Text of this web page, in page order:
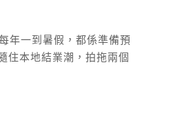
年一到暑假，都係準備預
住本地結業潮，拍拖兩個